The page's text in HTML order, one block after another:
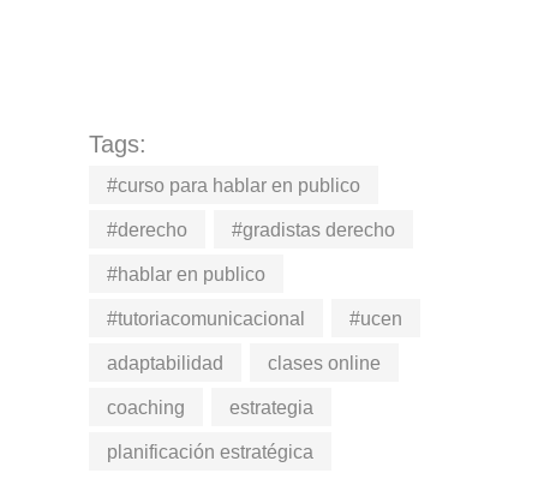
Tags:
#curso para hablar en publico
#derecho #gradistas derecho
#hablar en publico
#tutoriacomunicacional #ucen
adaptabilidad clases online
coaching estrategia
planificación estratégica